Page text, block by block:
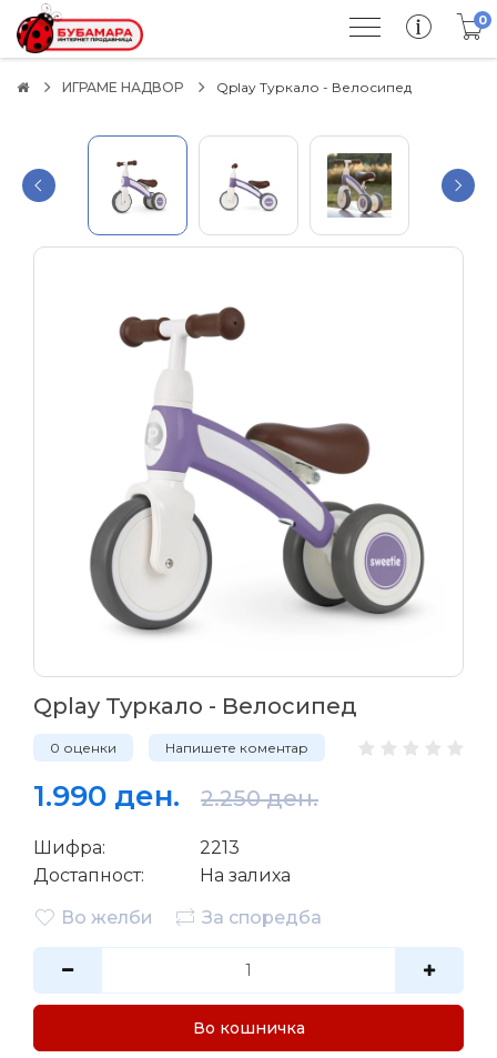
0
ИГРАМЕ НАДВОР Qplay Туркало - Велосипед
Qplay Туркало - Велосипед
0 оценки Напишете коментар
1.990 ден. 2.250 ден.
Шифра:
2213
Достапност:
На залиха
Во желби
За споредба
Во кошничка